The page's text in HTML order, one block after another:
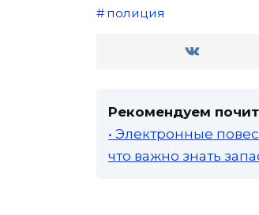
полиция
Рекомендуем
• Электронные
что важно знать